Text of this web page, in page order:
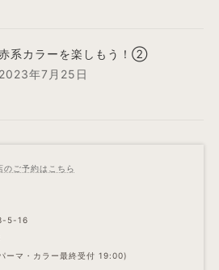
系カラーを楽しもう！②
2023年7月25日
ご予約はこちら
5-16
ーマ・カラー最終受付 19:00)